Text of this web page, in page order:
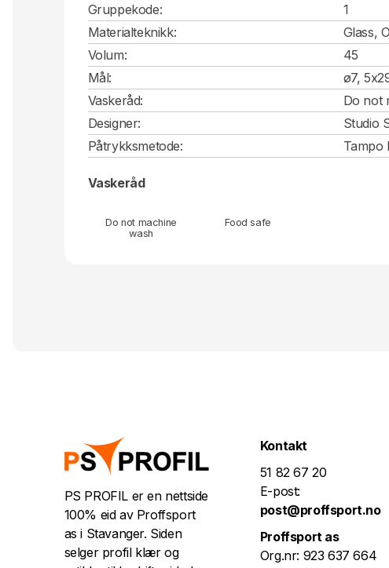
Gruppekode:
1
Materialteknikk:
Glass,
Volum:
45
Mål:
ø7,
Vaskeråd:
Do not
Designer:
Studio
Påtrykksmetode:
Tampo
Vaskeråd
Do not machine
wash
Food safe
PS PROFIL er en nettside
100% eid av Proffsport
as i Stavanger. Siden
selger profil klær og
Kontakt
51 82 67 20
E-post:
post@proffsport.no
Proffsport as
Org.nr: 923 637 664